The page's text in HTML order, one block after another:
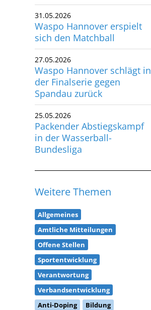
31.05.2026
Waspo Hannover erspielt
sich den Matchball
27.05.2026
Waspo Hannover schlägt in
der Finalserie gegen
Spandau zurück
25.05.2026
Packender Abstiegskampf
in der Wasserball-
Bundesliga
Weitere Themen
Allgemeines
Amtliche Mitteilungen
Offene Stellen
Sportentwicklung
Verantwortung
Verbandsentwicklung
Anti-Doping
Bildung